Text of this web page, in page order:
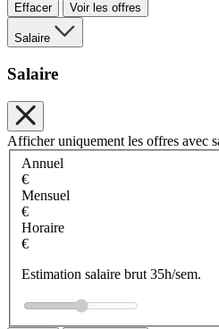
Effacer Voir les offres
Salaire
Salaire
Afficher uniquement les offres avec
Annuel
€
Mensuel
€
Horaire
€
Estimation salaire brut 35h/sem.